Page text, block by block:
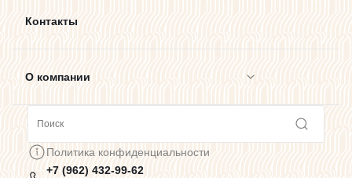
Контакты
О компании
Политика конфиденциальности
+7 (962) 432-99-62